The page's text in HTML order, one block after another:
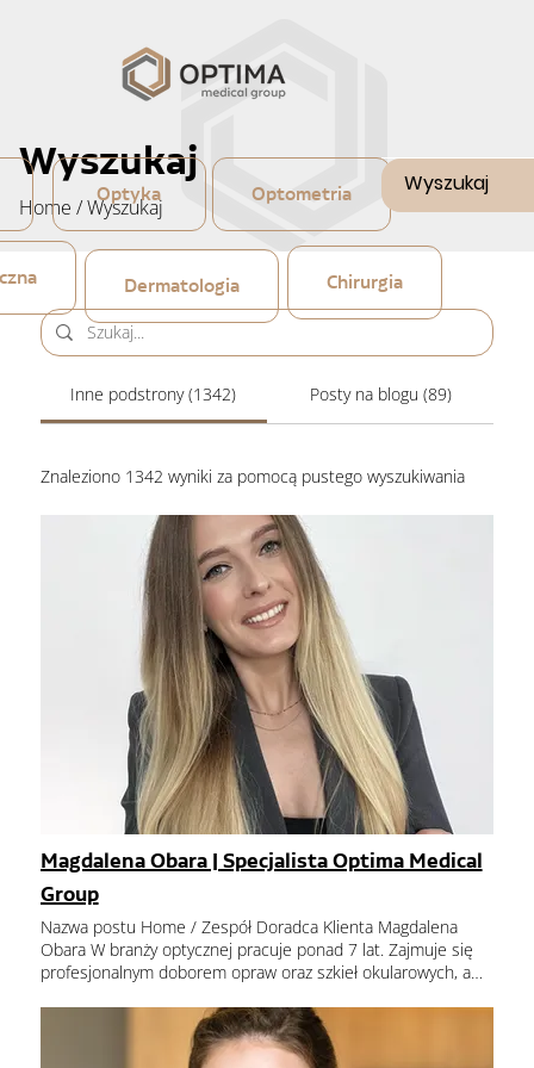
Optyka Optometria
Dermatologia Chirurgia
Wyszukaj
Home /Wyszukaj
Inne podstrony (1342) Posty na blogu (89)
Znaleziono 1342 wyniki za pomocą pustego wyszukiwania
Magdalena Obara | Specjalista Optima Medical
Group
Nazwa postu Home / Zespół Doradca Klienta Magdalena
Obara W branży optycznej pracuje ponad 7 lat. Zajmuje się
profesjonalnym doborem opraw oraz szkieł okularowych, a
aby każdy klient wybierając nową oprawę okularową,
zwiększył swoją pewność siebie i wydobył swoją wyjątkowość
za pomocą nowego wyglądu. Magdalena Obara Zarezerwuj